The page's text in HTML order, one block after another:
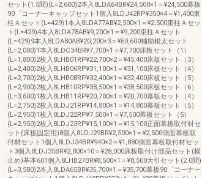
セット(1.5間)(L=2,680)2本入8LDA64BR¥24,500×1＝¥24,500幕板
90゜コーナーキャップセット1個入8LDJ42RP¥350×4＝¥1,400束
柱Ａセット(L=429)1本入8LDA77AB¥2,500×1＝¥2,500束柱Ａセッ
ト(L=429)4本入8LDA78AB¥9,200×1＝¥9,200束柱Ａセット
(L=429)9本入8LDA80AB¥20,200×3＝¥60,600補助根太セット
(L=2,000)1本入8LDC34BR¥7,700×1＝¥7,700床板セット（1）
(L=1,800)2枚入8LHB01RP¥22,700×2＝¥45,400床板セット（3）
(L=2,400)2枚入8LHB06RP¥31,100×1＝¥31,100床板セット（4）
(L=2,700)2枚入8LHB08RP¥32,400×1＝¥32,400床板セット（5）
(L=2,900)2枚入8LHB10RP¥38,500×1＝¥38,500床板セット（6）
(L=3,600)1枚入8LHB11RP¥20,700×1＝¥20,700幕板セット（4）
(L=2,750)2枚入8LDJ21RP¥14,800×1＝¥14,800幕板セット（5）
(L=2,950)1枚入8LDJ22RP¥7,500×1＝¥7,500幕板セット（5）
(L=2,950)2枚入8LDJ23RP¥15,100×1＝¥15,100正面幕板取付材セ
ット(床板固定用)8個入8LDJ29BR¥2,500×1＝¥2,500側面幕板取
付材セット1個入8LDJ34BR¥940×2＝¥1,880側面幕板取付材セッ
ト3個入8LDJ35BR¥2,800×10＝¥28,000床板取付け部品セット(横
止め)基本601個入8LHB27BR¥8,500×1＝¥8,500大引セット(2.0間)
(L=3,580)2本入8LDA65BR¥35,700×1＝¥35,700幕板90゜コーナー